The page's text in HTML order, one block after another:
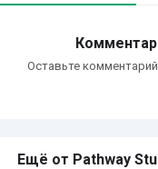
Оставьте
Ещё от Pathway